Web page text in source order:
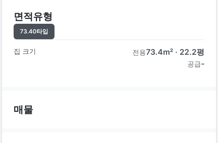
면적유형
73.40타입
집 크기 전용73.4m² · 22.2평
공급-
매물